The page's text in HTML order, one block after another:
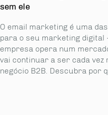
sem ele
O email marketing é uma
para o seu marketing digital
empresa opera num
vai continuar a ser cada
negócio B2B. Descubra por